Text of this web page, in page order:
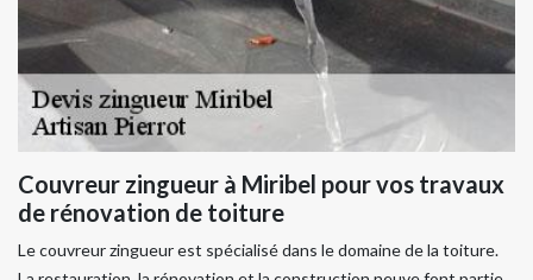
Couvreur zingueur à Miribel pour vos travaux
de rénovation de toiture
Le couvreur zingueur est spécialisé dans le domaine de la toiture.